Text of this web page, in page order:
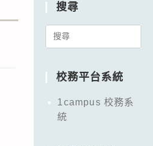
搜尋
Search
校務平台系統
1campus 校務系
統